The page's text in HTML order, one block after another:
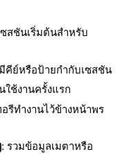
สชันเริ่มต้นสำหรับ
คีย์หรือป้ายกำกับเซสชัน
ใช้งานครั้งแรก
รีทำงานไว้ข้างหน้าพร
: รวมข้อมูลเมตาหรือ